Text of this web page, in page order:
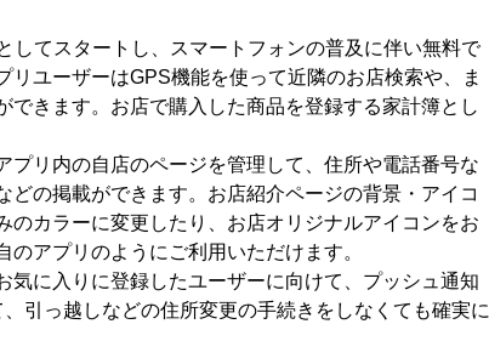
してスタートし、スマートフォンの普及に伴い無料で
ユーザーはGPS機能を使って近隣のお店検索や、ま
きます。お店で購入した商品を登録する家計簿とし
リ内の自店のページを管理して、住所や電話番号な
の掲載ができます。お店紹介ページの背景・アイコ
カラーに変更したり、お店オリジナルアイコンをお
アプリのようにご利用いただけます。
気に入りに登録したユーザーに向けて、プッシュ通知
引っ越しなどの住所変更の手続きをしなくても確実に